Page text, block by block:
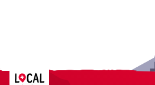
Localcities